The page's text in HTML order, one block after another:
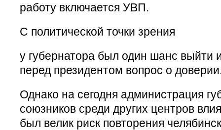
работу включается УВП.
С политической точки зрения
у губернатора был один шанс выйти
перед президентом вопрос о
Однако на сегодня администрация
союзников среди других центров
был велик риск повторения